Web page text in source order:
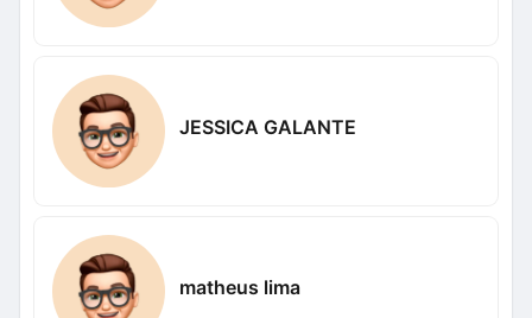
JESSICA GALANTE
matheus lima